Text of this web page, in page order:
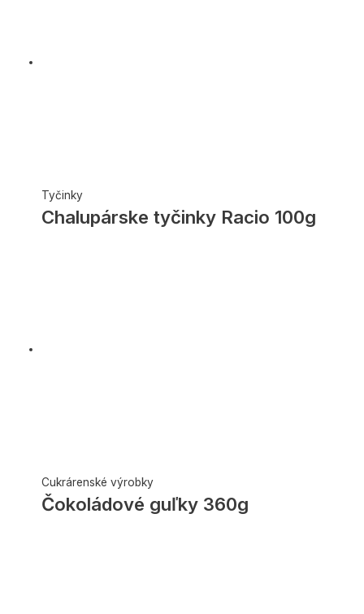
Tyčinky
Chalupárske tyčinky Racio 100g
Cukrárenské výrobky
Čokoládové guľky 360g